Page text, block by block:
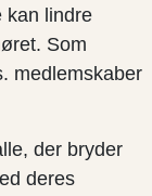
lindre
Som
medlemskaber
der bryder
deres